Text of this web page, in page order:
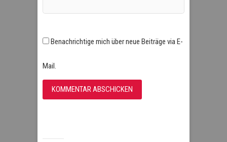
Benachrichtige mich über neue Beiträge via E-
Mail.